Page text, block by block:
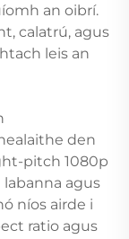
an oibrí.
calatrú, agus
leis an
den
pitch 1080p
labanna agus
níos airde i
ratio agus